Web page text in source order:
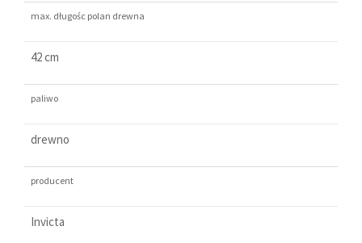
max. długośc polan drewna
42 cm
paliwo
drewno
producent
Invicta